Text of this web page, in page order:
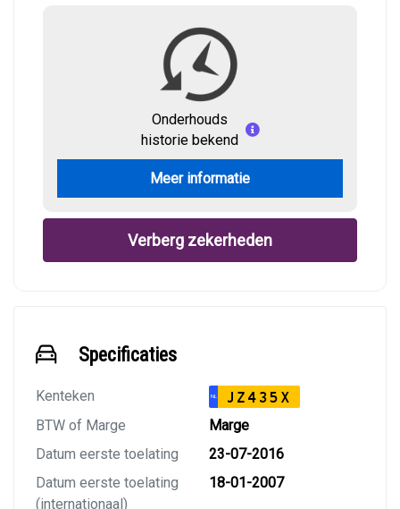
Onderhouds
historie bekend
Meer informatie
Verberg zekerheden
Specificaties
Kenteken NL JZ435X
BTW of Marge
Marge
Datum eerste toelating
23-07-2016
Datum eerste toelating
(internationaal)
18-01-2007